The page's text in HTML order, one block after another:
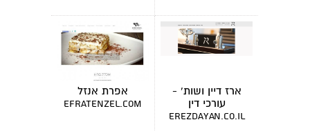
ארז דיין ושות' -
עורכי דין
erezdayan.co.il
אפרת אנזל
efratenzel.com